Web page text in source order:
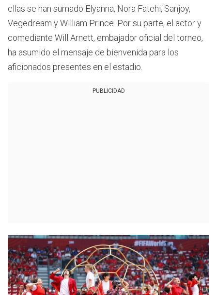
ellas se han sumado Elyanna, Nora Fatehi, Sanjoy,
Vegedream y William Prince. Por su parte, el actor y
comediante Will Arnett, embajador oficial del torneo,
ha asumido el mensaje de bienvenida para los
aficionados presentes en el estadio.
PUBLICIDAD